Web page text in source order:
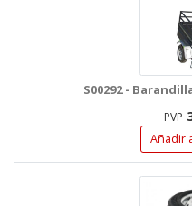
S00292 -
PVP
Añadir